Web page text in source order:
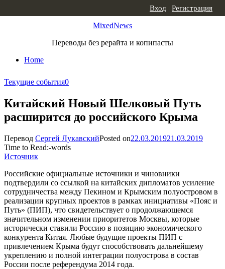
MixedNews
Переводы без рерайта и копипасты
Home
Вход | Регистрация
Текущие события0
Китайский Новый Шелковый Путь
расширится до российского Крыма
Перевод Сергей ЛукавскийPosted on22.03.201921.03.2019
Time to Read:-words
Источник
Российские официальные источники и чиновники
подтвердили со ссылкой на китайских дипломатов усиление
сотрудничества между Пекином и Крымским полуостровом в
реализации крупных проектов в рамках инициативы «Пояс и
Путь» (ПИП), что свидетельствует о продолжающемся
значительном изменении приоритетов Москвы, которые
исторически ставили Россию в позицию экономического
конкурента Китая. Любые будущие проекты ПИП с
привлечением Крыма будут способствовать дальнейшему
укреплению и полной интеграции полуострова в состав
России после референдума 2014 года.